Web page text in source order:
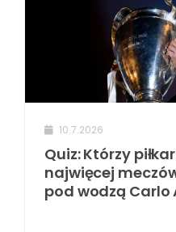
10.7.2026
Quiz: Którzy
najwięcej
pod wodzą